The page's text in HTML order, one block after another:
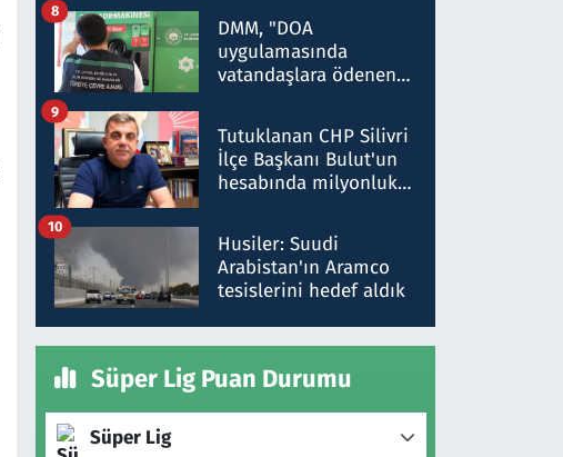
DMM, "DOA
uygulamasında
vatandaşlara ödenen
düşürüldüğü" iddiasını
yalanladı
8
Tutuklanan CHP Silivri
İlçe Başkanı Bulut'un
hesabında milyonluk
talimat verdi, ben
gönderdim
9
Husiler: Suudi
Arabistan'ın Aramco
tesislerini hedef aldık
10
Süper Lig Puan Durumu
Süper Lig